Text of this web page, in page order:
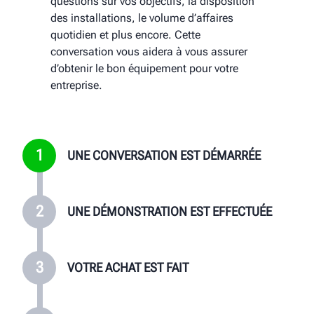
1 UNE CONVERSATION EST DÉMARRÉE
2 UNE DÉMONSTRATION EST EFFECTUÉE
3 VOTRE ACHAT EST FAIT
des installations, le volume d’affaires
quotidien et plus encore. Cette
conversation vous aidera à vous assurer
d’obtenir le bon équipement pour votre
entreprise.
avantages et les caractéristiques du
produit et vous aurez des réponses à
toutes les questions que vous pourriez
avoir sur l’équipement.
Engineering Corporate.
votre achat et de son installation.
Avec 4 clients sur 5 à moins de 90 km d’un
représentant de service Hunter, un service le jour
même ou le jour suivant est possible pour tous les
clients Hunter.